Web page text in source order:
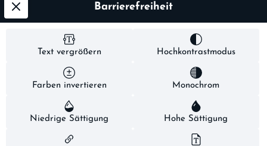
Über uns
Text vergrößern Hochkontrastmodus
Farben invertieren Monochrom
Niedrige Sättigung Hohe Sättigung
Barrierefreiheit
Diese Website verwendet Cookies, um eine bestmögliche
Erfahrung bieten zu können.
Mehr Informationen ...